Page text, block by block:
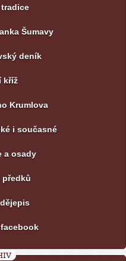
Šumavy
deník
kříž
Krumlova
i současné
a osady
předků